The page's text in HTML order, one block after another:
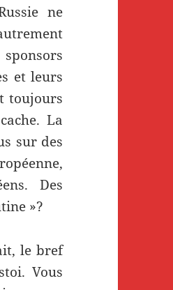
ne
et leurs
toujours
La
sur des
Des
»?
le bref
Vous